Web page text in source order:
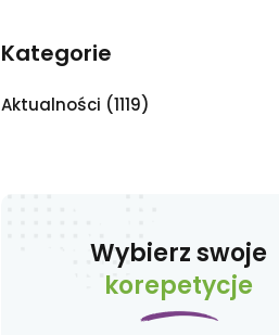
Kategorie
Aktualności (1119)
Wybierz swoje
korepetycje